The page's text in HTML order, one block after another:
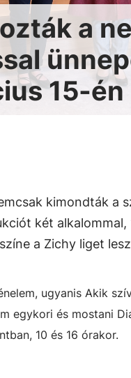
a
15-én
kimondták a
két alkalommal,
a Zichy liget
ugyanis Akik
egykori és mostani
10 és 16 órakor.